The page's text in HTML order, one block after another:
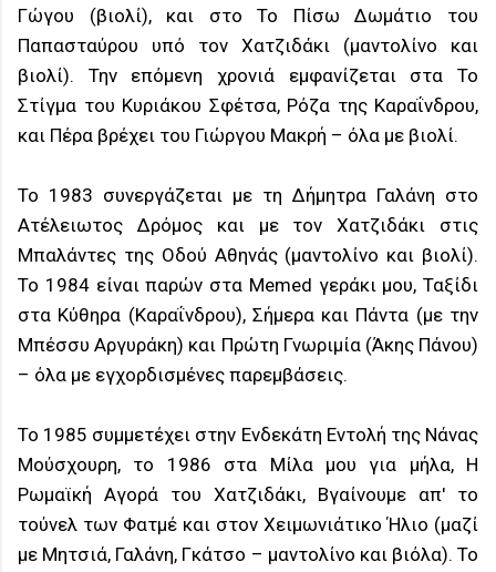
Γώγου (βιολί), και στο Το Πίσω Δωμάτιο του
Παπασταύρου υπό τον Χατζιδάκι (μαντολίνο και
βιολί). Την επόμενη χρονιά εμφανίζεται στα Το
Στίγμα του Κυριάκου Σφέτσα, Ρόζα της Καραΐνδρου,
και Πέρα βρέχει του Γιώργου Μακρή – όλα με βιολί.
Το 1983 συνεργάζεται με τη Δήμητρα Γαλάνη στο
Ατέλειωτος Δρόμος και με τον Χατζιδάκι στις
Μπαλάντες της Οδού Αθηνάς (μαντολίνο και βιολί).
Το 1984 είναι παρών στα Memed γεράκι μου, Ταξίδι
στα Κύθηρα (Καραΐνδρου), Σήμερα και Πάντα (με την
Μπέσσυ Αργυράκη) και Πρώτη Γνωριμία (Άκης Πάνου)
– όλα με εγχορδισμένες παρεμβάσεις.
Το 1985 συμμετέχει στην Ενδεκάτη Εντολή της Νάνας
Μούσχουρη, το 1986 στα Μίλα μου για μήλα, Η
Ρωμαϊκή Αγορά του Χατζιδάκι, Βγαίνουμε απ' το
τούνελ των Φατμέ και στον Χειμωνιάτικο Ήλιο (μαζί
με Μητσιά, Γαλάνη, Γκάτσο – μαντολίνο και βιόλα). Το